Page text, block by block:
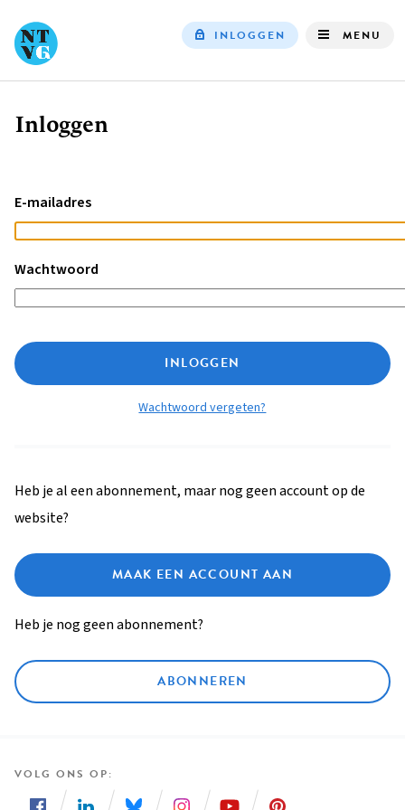
INLOGGEN MENU
Kruimelpad
Inloggen
E-mailadres
Wachtwoord
INLOGGEN
Wachtwoord vergeten?
Heb je al een abonnement, maar nog geen account op de
website?
MAAK EEN ACCOUNT AAN
Heb je nog geen abonnement?
ABONNEREN
VOLG ONS OP